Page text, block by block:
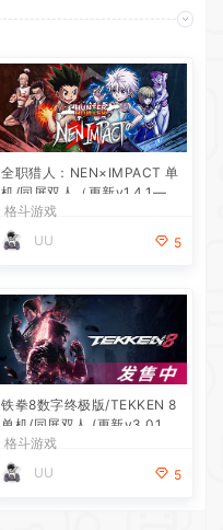
全职猎人：NEN×IMPACT 单
机/同屏双人（更新v1.4.1—更
新桀诺DLC）
格斗游戏
UU
5
铁拳8数字终极版/TEKKEN 8
单机/同屏双人 (更新v3.01.01
—怪盗女忍者DLC)
格斗游戏
UU
5